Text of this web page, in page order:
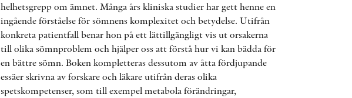
helhetsgrepp om ämnet. Många års kliniska studier har gett henne en
ingående förståelse för sömnens komplexitet och betydelse. Utifrån
konkreta patientfall benar hon på ett lättillgängligt vis ut orsakerna
till olika sömnproblem och hjälper oss att förstå hur vi kan bädda för
en bättre sömn. Boken kompletteras dessutom av åtta fördjupande
essäer skrivna av forskare och läkare utifrån deras olika
spetskompetenser, som till exempel metabola förändringar,